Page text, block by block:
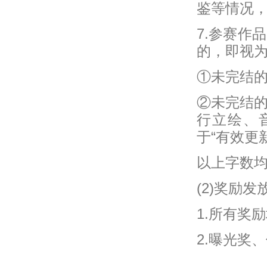
鉴等情况
7.参赛作
的，即视
①未完结
②未完结
行立绘、
于“有效更
以上字数
(2)奖励发
1.所有奖
2.曝光奖